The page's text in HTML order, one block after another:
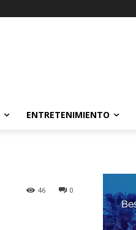
ENTRETENIMIENTO
0
46